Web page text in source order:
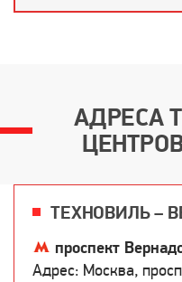
АДРЕСА
ТЕХНОВИЛЬ –
проспект
Адрес: Москва,